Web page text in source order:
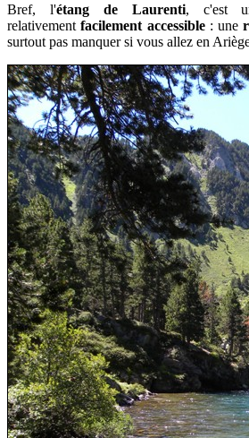
Bref, l'étang de Laurenti, c'est
relativementfacilement accessible : une
surtout pas manquer si vous allez en